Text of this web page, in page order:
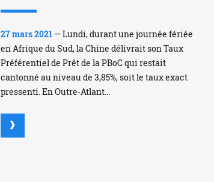
27 mars 2021 — Lundi, durant une journée fériée
en Afrique du Sud, la Chine délivrait son Taux
Préférentiel de Prêt de la PBoC qui restait
cantonné au niveau de 3,85%, soit le taux exact
pressenti. En Outre-Atlant...